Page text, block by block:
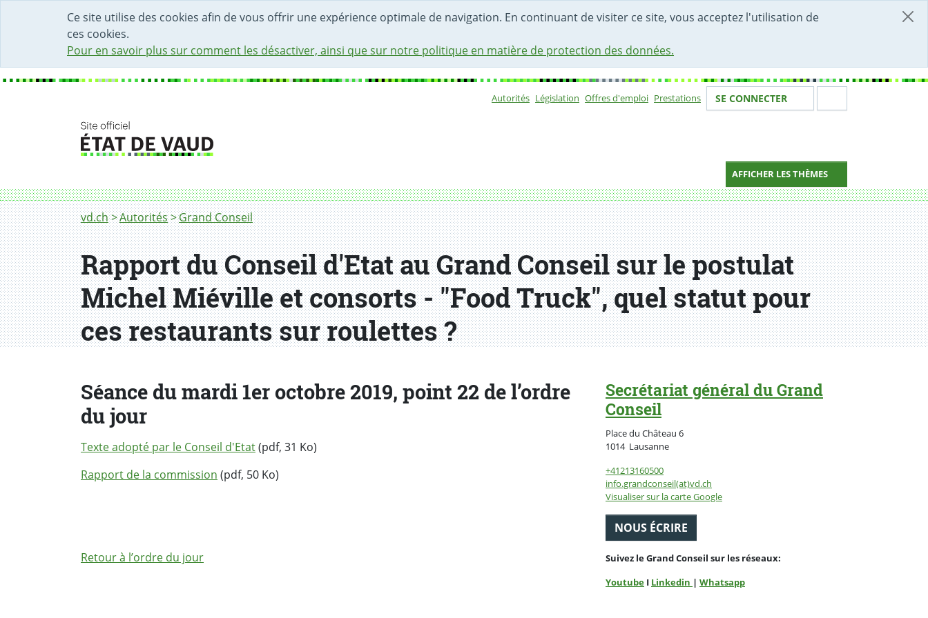
Ce site utilise des cookies afin de vous offrir une expérience optimale de navigation. En continuant de visiter ce site, vous acceptez l'utilisation de
ces cookies.
Pour en savoir plus sur comment les désactiver, ainsi que sur notre politique en matière de protection des données.
DÉBUT DU CONTENU DE LA PAGE
ACCÈS AU CHAMP DE RECHERCHE
PAGE D'ACCUEIL
FORMULAIRE DE CONTACT
Autorités Législation Offres d'emploi Prestations Votre identité
SE CONNECTER
AFFICHER LES THÈMES
Fil d'Ariane
vd.ch Autorités Grand Conseil
Rapport du Conseil d'Etat au Grand Conseil sur le postulat
Michel Miéville et consorts - "Food Truck", quel statut pour
ces restaurants sur roulettes ?
Séance du mardi 1er octobre 2019, point 22 de l’ordre
du jour
Texte adopté par le Conseil d'Etat(pdf, 31 Ko)
Rapport de la commission (pdf, 50 Ko)
Retour à l’ordre du jour
Secrétariat général du Grand
Conseil
Place du Château 6
1014 LausanneSuisse
+41213160500
info.grandconseil(at)vd.ch
Visualiser sur la carte Google
NOUS ÉCRIRE
Suivez le Grand Conseil sur les réseaux:
Youtube I Linkedin | Whatsapp